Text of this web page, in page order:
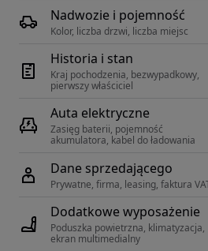
Nadwozie i pojemność
Kolor, liczba drzwi, liczba miejsc
Historia i stan
Kraj pochodzenia, bezwypadkowy,
pierwszy właściciel
Auta elektryczne
Zasięg baterii, pojemność
akumulatora, kabel do ładowania
Dane sprzedającego
Prywatne, firma, leasing, faktura
Dodatkowe wyposażenie
Poduszka powietrzna, klimatyzacja,
ekran multimedialny